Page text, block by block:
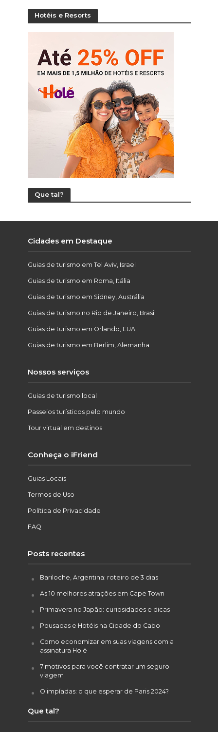
Hotéis e Resorts
Que tal?
Cidades em Destaque
Guias de turismo em Tel Aviv, Israel
Guias de turismo em Roma, Itália
Guias de turismo em Sidney, Austrália
Guias de turismo no Rio de Janeiro, Brasil
Guias de turismo em Orlando, EUA
Guias de turismo em Berlim, Alemanha
Nossos serviços
Guias de turismo local
Passeios turísticos pelo mundo
Tour virtual em destinos
Conheça o iFriend
Guias Locais
Termos de Uso
Política de Privacidade
FAQ
Posts recentes
Bariloche, Argentina: roteiro de 3 dias
As 10 melhores atrações em Cape Town
Primavera no Japão: curiosidades e dicas
Pousadas e Hotéis na Cidade do Cabo
Como economizar em suas viagens com a
assinatura Holé
7 motivos para você contratar um seguro
viagem
Olimpíadas: o que esperar de Paris 2024?
Que tal?